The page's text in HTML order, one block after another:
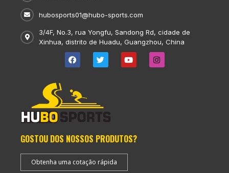
hubosports01@hubo-sports.com
3/4F, No.3, rua Yongfu, Sandong Rd, cidade de
Xinhua, distrito de Huadu, Guangzhou, China
GOSTOU DOS NOSSOS PRODUTOS?
Obtenha uma cotação rápida